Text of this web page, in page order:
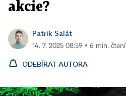
akcie?
Patrik Salát
14. 7. 2025 08:59 ▪ 6 min. čtení
ODEBÍRAT AUTORA